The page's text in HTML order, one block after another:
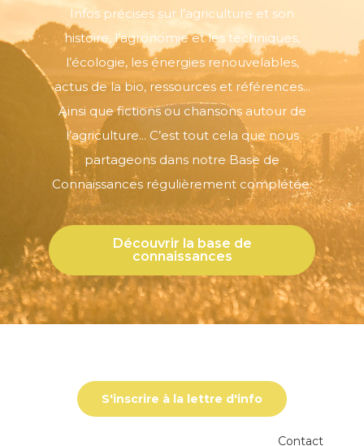
Infos précises sur l’agriculture et son
histoire, l’agronomie et les techniques,
l’écologie, les énergies renouvelables,
actus de la bio, ressources et références...
Ainsi que fictions ou chansons autour de
l’agriculture... C’est tout cela que nous
partageons dans notre Base de
Connaissances régulièrement complétée.
Découvrir la base de
connaissances
S'inscrire à la lettre d'info
Contact